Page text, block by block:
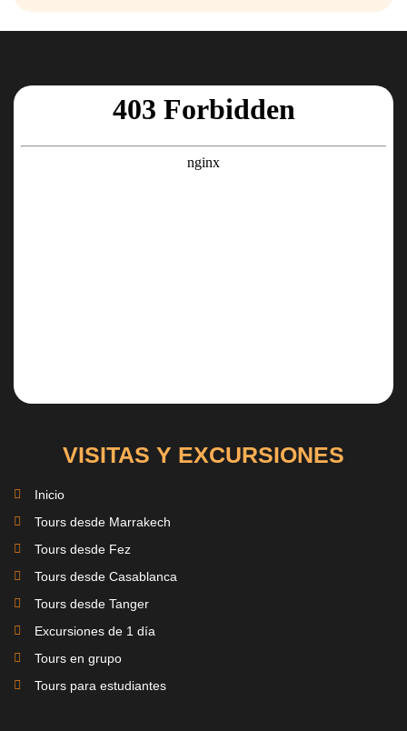
VISITAS Y EXCURSIONES
Inicio
Tours desde Marrakech
Tours desde Fez
Tours desde Casablanca
Tours desde Tanger
Excursiones de 1 día
Tours en grupo
Tours para estudiantes